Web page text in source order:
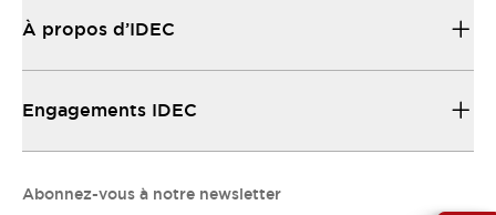
À propos d’IDEC
Engagements IDEC
Abonnez-vous à notre newsletter